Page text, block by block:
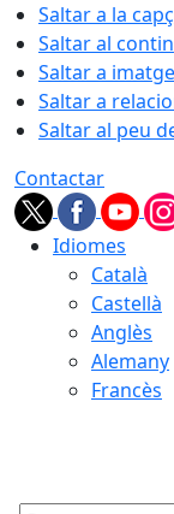
Saltar a la
Saltar al
Saltar a
Saltar a
Saltar al peu
Contactar
Idiomes
Català
Castellà
Anglès
Alemany
Francès